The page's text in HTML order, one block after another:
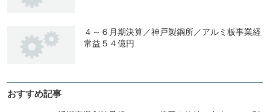
４～６月期決算／神戸製鋼所／アルミ板事業経
常益５４億円
おすすめ記事